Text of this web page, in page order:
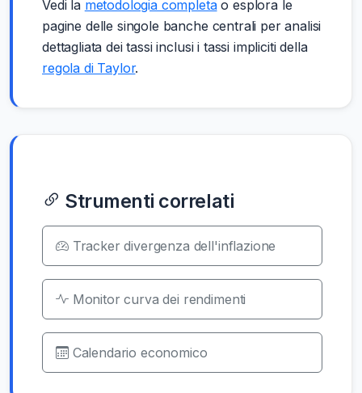
Vedi la metodologia completao esplora le
pagine delle singole banche centrali per analisi
dettagliata dei tassi inclusi i tassi impliciti della
regola di Taylor.
Strumenti correlati
Tracker divergenza dell'inflazione
Monitor curva dei rendimenti
Calendario economico